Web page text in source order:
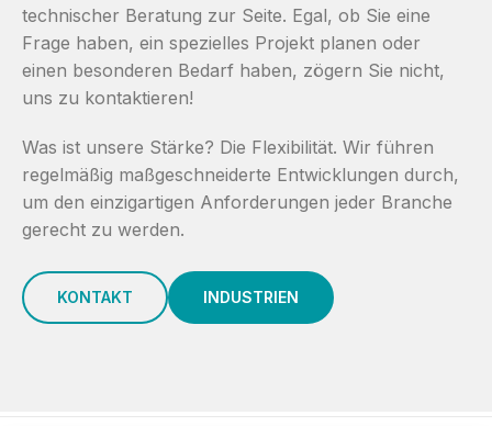
technischer Beratung zur Seite. Egal, ob Sie eine
Frage haben, ein spezielles Projekt planen oder
einen besonderen Bedarf haben, zögern Sie nicht,
uns zu kontaktieren!
Was ist unsere Stärke? Die Flexibilität. Wir führen
regelmäßig maßgeschneiderte Entwicklungen durch,
um den einzigartigen Anforderungen jeder Branche
gerecht zu werden.
KONTAKT INDUSTRIEN